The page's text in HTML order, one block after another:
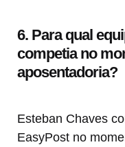
6. Para qual
competia no
aposentadoria?
Esteban Chaves
EasyPost no